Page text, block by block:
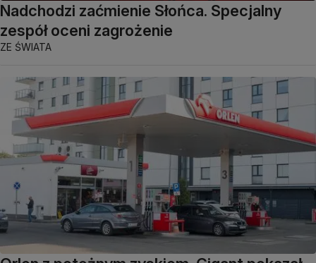
Nadchodzi zaćmienie Słońca. Specjalny
zespół oceni zagrożenie
ZE ŚWIATA